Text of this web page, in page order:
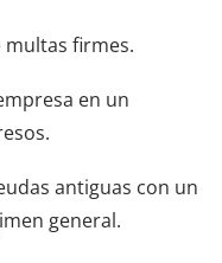
multas firmes.
en un
antiguas con un
general.